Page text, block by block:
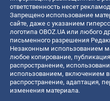
ответственность несет
Запрещено использование
сайте, даже с указанием
логотипа OBOZ.UA или любого
письменного разрешения
Незаконным использованием
любое копирование,
распространение,
использованием, включением в
распространение, адаптация,
изменения материала.